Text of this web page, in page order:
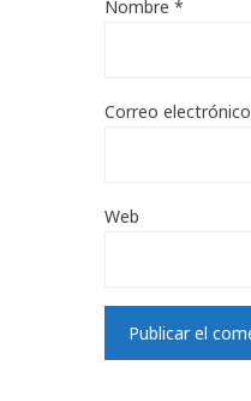
Nombre *
Correo electrónico
Web